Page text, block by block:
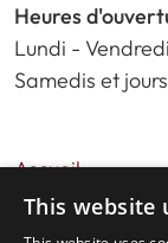
Heures
Lundi -
Samedis et
Accueil
Recherche de
Veuillez nous
This website